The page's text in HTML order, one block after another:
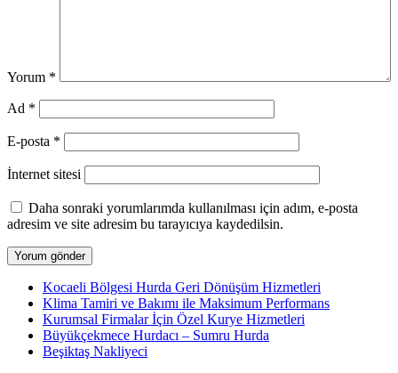
Yorum *
Ad *
E-posta *
İnternet sitesi
Daha sonraki yorumlarımda kullanılması için adım, e-posta
adresim ve site adresim bu tarayıcıya kaydedilsin.
Kocaeli Bölgesi Hurda Geri Dönüşüm Hizmetleri
Klima Tamiri ve Bakımı ile Maksimum Performans
Kurumsal Firmalar İçin Özel Kurye Hizmetleri
Büyükçekmece Hurdacı – Sumru Hurda
Beşiktaş Nakliyeci